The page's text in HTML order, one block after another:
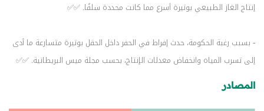
إنتاج الغاز الطبيعي بوتيرة أسرع مما كانت محددة سلفًا. ✅✅
- بسبب رغبة الحكومة، حدث إفراط في الحفر داخل الحقل بوتيرة متسارعة ما أدى
إلى تسرب المياه وانخفاض معدلات الإنتاج، بحسب مجلة ميس البريطانية. ✅✅
المصادر